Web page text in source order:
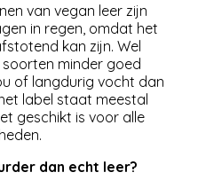
van vegan leer zijn
in regen, omdat het
kan zijn. Wel
minder goed
of langdurig vocht dan
label staat meestal
geschikt is voor alle
dan echt leer?